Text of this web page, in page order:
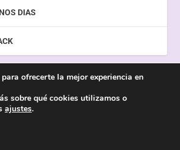
DIAS
Metawebseo | Creado con
Politica de Privacidad
para Mujer
ofrecerte la mejor experiencia en
sobre qué cookies utilizamos o
ajustes.